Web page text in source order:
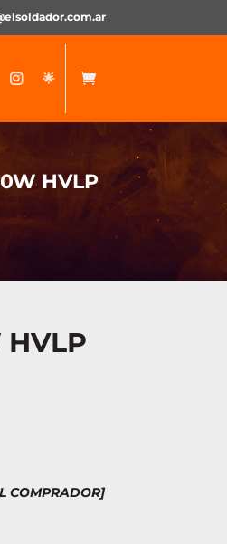
 🌟
HVLP
COMPRADOR]